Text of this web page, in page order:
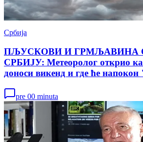
Србија
ПЉУСКОВИ И ГРМЉАВИНА
СРБИЈУ: Метеоролог открио
доноси викенд и где ће
pre 00 minuta